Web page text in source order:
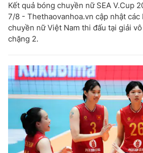
Kết quả bóng chuyền nữ SEA V.Cup
7/8 - Thethaovanhoa.vn cập nhật các
chuyền nữ Việt Nam thi đấu tại giải
chặng 2.